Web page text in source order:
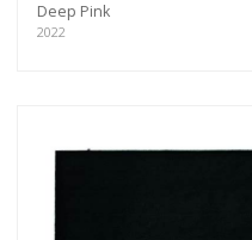
Deep Pink
2022